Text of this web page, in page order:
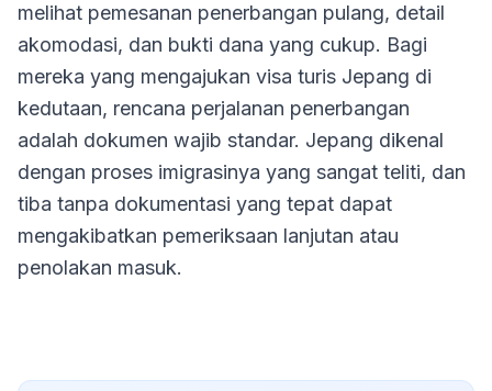
melihat pemesanan penerbangan pulang, detail
akomodasi, dan bukti dana yang cukup. Bagi
mereka yang mengajukan visa turis Jepang di
kedutaan, rencana perjalanan penerbangan
adalah dokumen wajib standar. Jepang dikenal
dengan proses imigrasinya yang sangat teliti, dan
tiba tanpa dokumentasi yang tepat dapat
mengakibatkan pemeriksaan lanjutan atau
penolakan masuk.